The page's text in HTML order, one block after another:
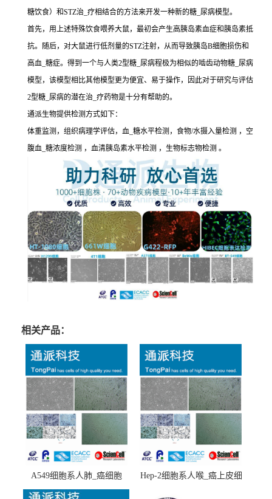
糖饮食）和STZ治_疗相结合的方法来开发一种新的糖_尿病模型。
首先，用上述特殊饮食喂养大鼠，最初会产生高胰岛素血症和胰岛素抵
抗。随后，对大鼠进行低剂量的STZ注射，从而导致胰岛B细胞损伤和
高血_糖症。得到一个与人类2型糖_尿病程极为相似的啮齿动物糖_尿病
模型，该模型相比其他模型更为便宜、易于操作，因此对于研究与评估
2型糖_尿病的潜在治_疗药物是十分有帮助的。
通派生物提供检测方式如下：
体重监测，组织病理学评估，血_糖水平检测，食物/水摄入量检测 ，空
腹血_糖浓度检测 ，血清胰岛素水平检测 ，生物标志物检测 。
相关产品：
A549细胞系人肺_癌细胞
(A549细胞)
Hep-2细胞系人喉_癌上皮细